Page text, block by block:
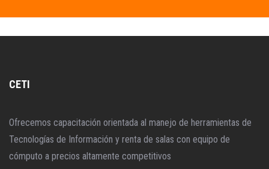
CETI
Ofrecemos capacitación orientada al manejo de herramientas de
Tecnologías de Información y renta de salas con equipo de
cómputo a precios altamente competitivos